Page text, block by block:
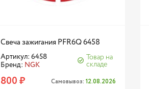
Свеча зажигания PFR6Q 6458
Артикул: 6458
Бренд: NGK
Товар на
складе
800 ₽ Самовывоз:12.08.2026